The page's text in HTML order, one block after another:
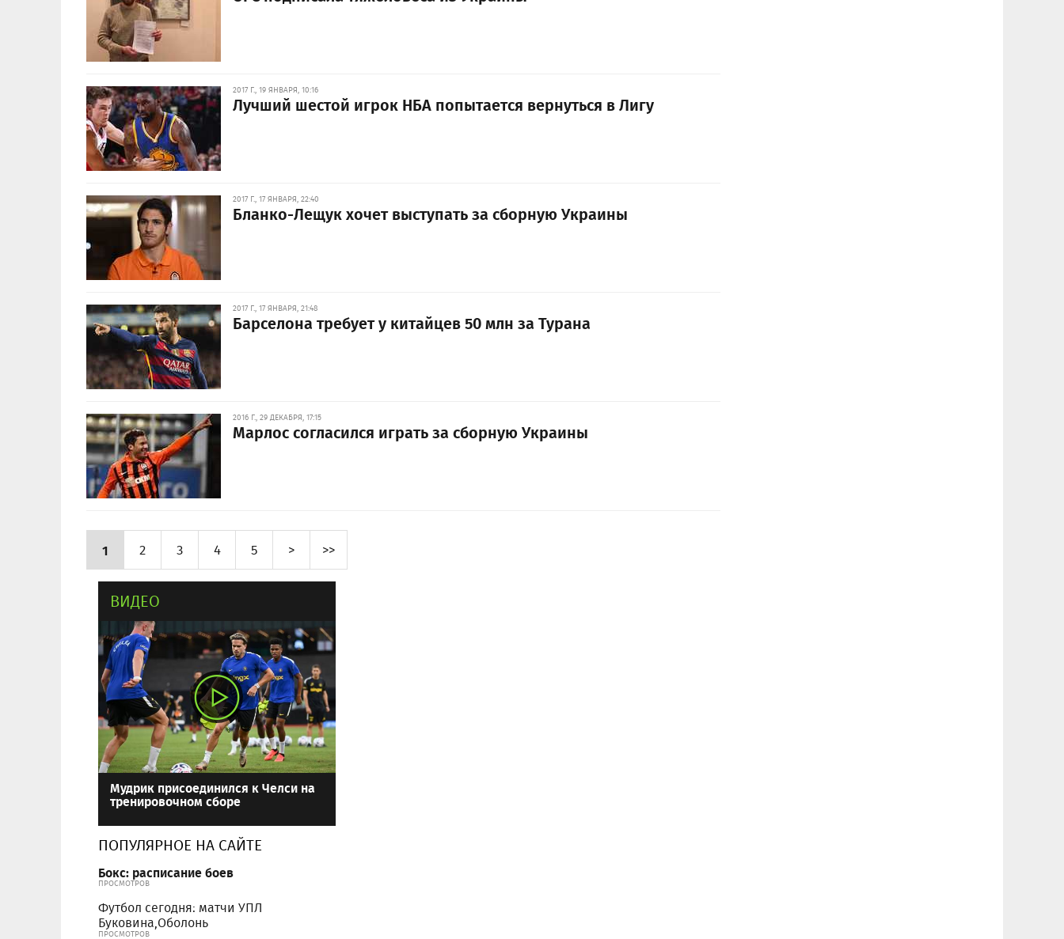
2017 Г., 19 ЯНВАРЯ, 10:16
Лучший шестой игрок НБА попытается вернуться в Лигу
2017 Г., 17 ЯНВАРЯ, 22:40
Бланко-Лещук хочет выступать за сборную Украины
2017 Г., 17 ЯНВАРЯ, 21:48
Барселона требует у китайцев 50 млн за Турана
2016 Г., 29 ДЕКАБРЯ, 17:15
Марлос согласился играть за сборную Украины
1 2 3 4 5 > >>
ВИДЕО
Мудрик присоединился к Челси на
тренировочном сборе
ПОПУЛЯРНОЕ НА САЙТЕ
Бокс: расписание боев
ПРОСМОТРОВ
Футбол сегодня: матчи УПЛ
Буковина,Оболонь
ПРОСМОТРОВ